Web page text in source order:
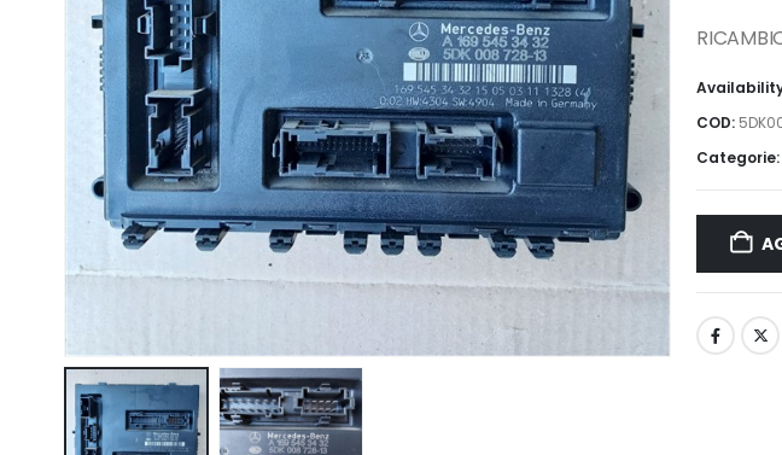
COD:
Categorie: